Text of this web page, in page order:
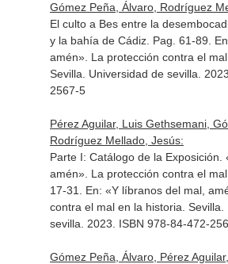
Gómez Peña, Álvaro, Rodríguez
El culto a Bes entre la
y la bahía de Cádiz. Pag. 61-89.
amén». La protección contra el
Sevilla. Universidad de sevilla.
2567-5
Pérez Aguilar, Luis Gethsemani,
Rodríguez Mellado, Jesús:
Parte I: Catálogo de la Exposición.
amén». La protección contra el
17-31. En: «Y líbranos del mal,
contra el mal en la historia .
sevilla. 2023. ISBN 978-84-472-
Gómez Peña, Álvaro, Pérez